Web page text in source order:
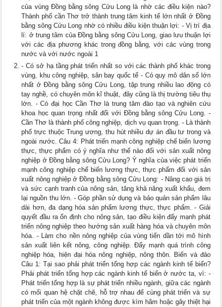
của vùng Đồng bằng sông Cửu Long là nhờ các điều kiện nào?
Thành phố cần Thơ trở thành trung tâm kinh tế lớn nhất ở Đồng
bằng sông Cửu Long nhờ có nhiều điều kiện thuận lợi: - Vị trí địa
lí: ở trung tâm của Đồng bằng sông Cửu Long, giao lưu thuận lợi
với các địa phương khác trong đồng bằng, với các vùng trong
nước và với nước ngoài 1
- Có sở hạ tầng phát triển nhất so với các thành phố khác trong
vùng, khu công nghiệp, sân bay quốc tế - Có quy mô dân số lớn
nhất ở Đồng bằng sông Cửu Long, tập trung nhiều lao động có
tay nghề, có chuyên môn kĩ thuật, đây cũng là thị trường tiêu thụ
lớn. - Có đại học Cần Thơ là trung tâm đào tạo và nghiên cứu
khoa học quan trọng nhất đối với Đồng bằng sông Cửu Long. -
Cần Thơ là thành phố công nghiệp, dịch vụ quan trọng. - Là thành
phố trực thuộc Trung ương, thu hút nhiều dự án đầu tư trong và
ngoài nước. Câu 4: Phát triển mạnh công nghiệp chế biến lương
thực, thực phẩm có ý nghĩa như thế nào đối với sản xuất nông
nghiệp ở Đồng bằng sông Cửu Long? Ý nghĩa của việc phát triển
mạnh công nghiệp chế biến lương thực, thực phẩm đối với sản
xuất nông nghiệp ở Đồng bằng sông Cửu Long: - Nâng cao giá trị
và sức cạnh tranh của nông sản, tăng khả năng xuất khẩu, đem
lại nguồn thu lớn. - Góp phần sử dụng và bảo quản sản phẩm lâu
dài hơn, đa dạng hóa sản phẩm lương thực, thực phẩm. - Giải
quyết đầu ra ổn định cho nông sản, tạo điều kiện đẩy mạnh phát
triển nông nghiệp theo hướng sản xuất hàng hóa và chuyên môn
hóa. - Làm cho nền nông nghiệp của vùng tiến dần tới mô hình
sản xuất liên kết nông, công nghiệp. Đẩy mạnh quá trình công
nghiệp hóa, hiện đại hóa nông nghiệp, nông thôn. Biển và đảo
Câu 1: Tại sao phải phát triển tổng hợp các ngành kinh tế biển?
Phải phát triển tổng hợp các ngành kinh tế biển ở nước ta, vì: -
Phát triển tổng hợp là sự phát triển nhiều ngành, giữa các ngành
có mối quan hệ chặt chẽ, hỗ trợ nhau để cùng phát triển và sự
phát triển của một ngành không được kìm hãm hoặc gây thiệt hại